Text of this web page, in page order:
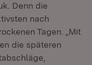
Denn die
nach
Tagen. „Mit
die späteren